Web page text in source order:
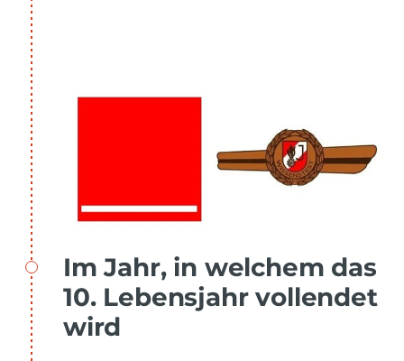
Im Jahr, in welchem das
10. Lebensjahr vollendet
wird